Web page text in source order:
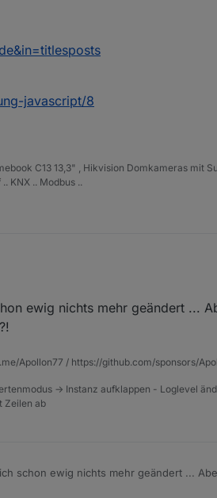
javascript/8
C13 13,3" , Hikvision Domkameras mit
KNX .. Modbus ..
ewig nichts mehr geändert ...
Apollon77 / https://github.com/sponsors/
-> Instanz aufklappen - Loglevel
Zeilen ab
schon ewig nichts mehr geändert ...